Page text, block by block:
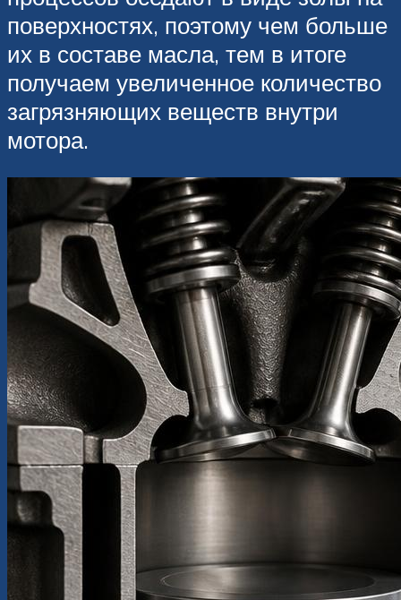
поверхностях, поэтому чем больше
их в составе масла, тем в итоге
получаем увеличенное количество
загрязняющих веществ внутри
мотора.